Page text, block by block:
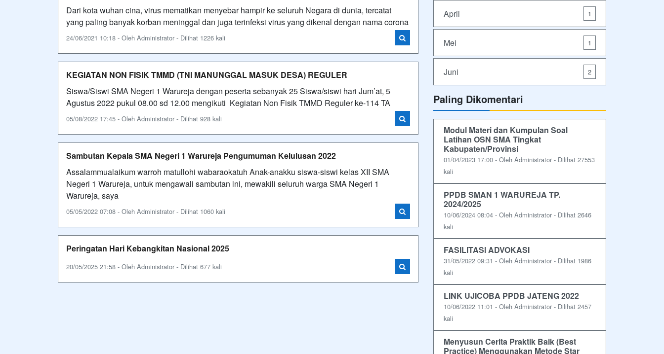
Dari kota wuhan cina, virus mematikan menyebar hampir ke seluruh Negara di dunia, tercatat
yang paling banyak korban meninggal dan juga terinfeksi virus yang dikenal dengan nama corona
24/06/2021 10:18 - Oleh Administrator - Dilihat 1226 kali
KEGIATAN NON FISIK TMMD (TNI MANUNGGAL MASUK DESA) REGULER
Siswa/Siswi SMA Negeri 1 Warureja dengan peserta sebanyak 25 Siswa/siswi hari Jum’at, 5
Agustus 2022 pukul 08.00 sd 12.00 mengikuti Kegiatan Non Fisik TMMD Reguler ke-114 TA
05/08/2022 17:45 - Oleh Administrator - Dilihat 928 kali
Sambutan Kepala SMA Negeri 1 Warureja Pengumuman Kelulusan 2022
Assalammualaikum warroh matullohi wabaraokatuh Anak-anakku siswa-siswi kelas XII SMA
Negeri 1 Warureja, untuk mengawali sambutan ini, mewakili seluruh warga SMA Negeri 1
Warureja, saya
05/05/2022 07:08 - Oleh Administrator - Dilihat 1060 kali
Peringatan Hari Kebangkitan Nasional 2025
20/05/2025 21:58 - Oleh Administrator - Dilihat 677 kali
April 1
Mei 1
Juni 2
Paling Dikomentari
Modul Materi dan Kumpulan Soal
Latihan OSN SMA Tingkat
Kabupaten/Provinsi
01/04/2023 17:00 - Oleh Administrator - Dilihat 27553
kali
PPDB SMAN 1 WARUREJA TP.
2024/2025
10/06/2024 08:04 - Oleh Administrator - Dilihat 2646
kali
FASILITASI ADVOKASI
31/05/2022 09:31 - Oleh Administrator - Dilihat 1986
kali
LINK UJICOBA PPDB JATENG 2022
10/06/2022 11:01 - Oleh Administrator - Dilihat 2457
kali
Menyusun Cerita Praktik Baik (Best
Practice) Menggunakan Metode Star